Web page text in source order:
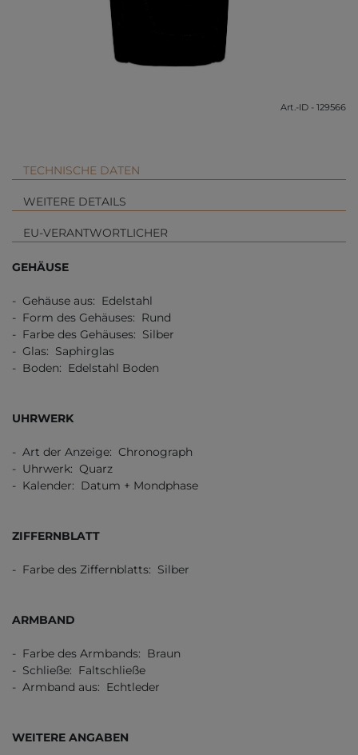
Art.-ID - 129566
TECHNISCHE DATEN
WEITERE DETAILS
EU-VERANTWORTLICHER
GEHÄUSE
- Gehäuse aus: Edelstahl
- Form des Gehäuses: Rund
- Farbe des Gehäuses: Silber
- Glas: Saphirglas
- Boden: Edelstahl Boden
UHRWERK
- Art der Anzeige: Chronograph
- Uhrwerk: Quarz
- Kalender: Datum + Mondphase
ZIFFERNBLATT
- Farbe des Ziffernblatts: Silber
ARMBAND
- Farbe des Armbands: Braun
- Schließe: Faltschließe
- Armband aus: Echtleder
WEITERE ANGABEN